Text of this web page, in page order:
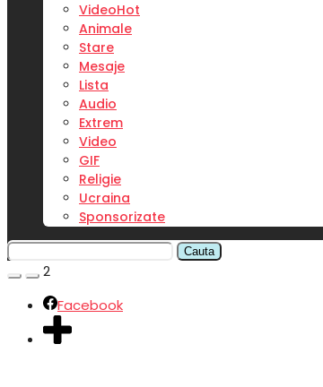
VideoHot
Animale
Stare
Mesaje
Lista
Audio
Extrem
Video
GIF
Religie
Ucraina
Sponsorizate
Cauta
2
Facebook